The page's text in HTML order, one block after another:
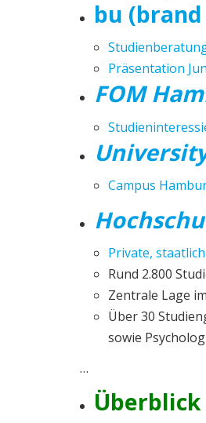
bu
Präsentation
FOM
Campus
Private,
Rund 2.800
Zentrale Lage
Über 30
sowie
…